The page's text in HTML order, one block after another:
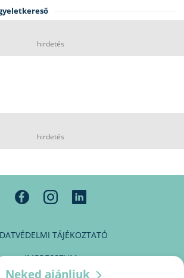
hirdetés
hirdetés
TÁJÉKOZTATÓ
IMPRESSZUM
Neked ajánljuk